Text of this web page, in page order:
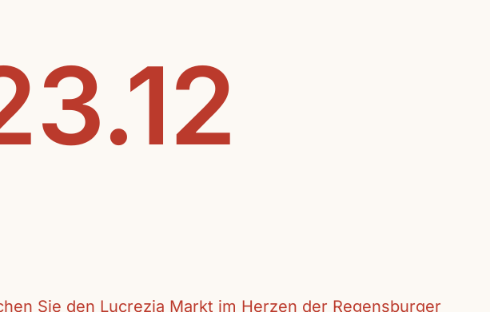
Sie den Lucrezia Markt im Herzen der Regensburger